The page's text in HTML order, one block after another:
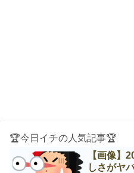
🏆今日イチの人気記事🏆
【画像】
しさがヤ